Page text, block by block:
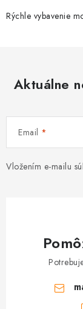
Rýchle vybavenie
Aktuálne
Email
Vložením e-mailu